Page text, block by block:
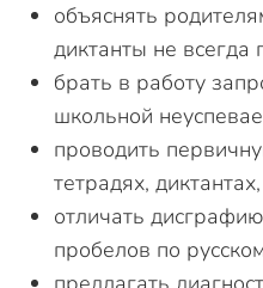
объяснять
диктанты не всегда
брать в работу
школьной
проводить
тетрадях,
отличать
пробелов по